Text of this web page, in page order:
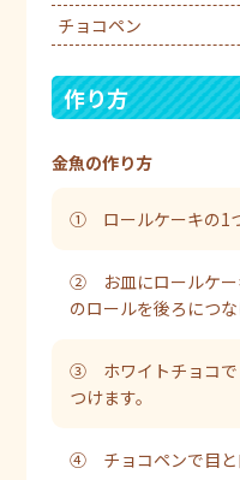
チョコペン
作り方
金魚の作り方
① ロールケーキの1つ
② お皿にロールケー
のロールを後ろにつな
③ ホワイトチョコで
つけます。
④ チョコペンで目と